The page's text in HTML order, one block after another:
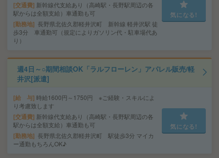
交通費 新幹線代支給あり（高崎駅・長野駅周辺の各
駅からは全額支給）車通勤も可
勤務地
長野県北佐久郡軽井沢町 新幹線 軽井沢駅 徒
歩3分 車通勤可（規定によりガソリン代・駐車場代あ
り）
気になる!
週4日～○期間相談OK「ラルフローレン」アパレル販売/軽
井沢[派遣]
給 与 時給1600円～1750円 ※ご経験・スキルによ
り考慮致します
交通費 新幹線代支給あり（高崎駅・長野駅周辺の各
駅からは全額支給）車通勤も可
勤務地
長野県北佐久郡軽井沢町 駅徒歩3分 マイカ
ー通勤もちろんOK♪
気になる!